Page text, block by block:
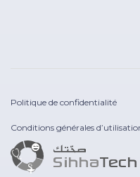
Politique de confidentialité
Conditions générales